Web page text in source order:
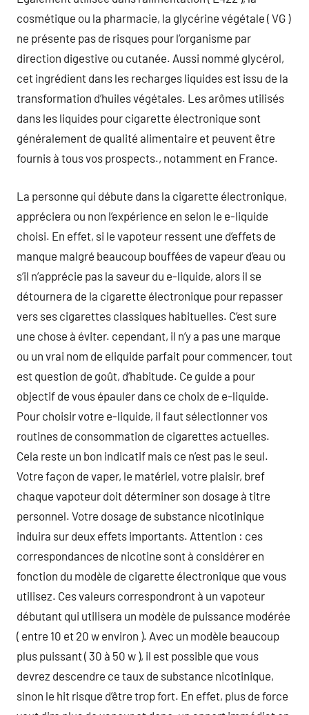
cosmétique ou la pharmacie, la glycérine végétale ( VG )
ne présente pas de risques pour l’organisme par
direction digestive ou cutanée. Aussi nommé glycérol,
cet ingrédient dans les recharges liquides est issu de la
transformation d’huiles végétales. Les arômes utilisés
dans les liquides pour cigarette électronique sont
généralement de qualité alimentaire et peuvent être
fournis à tous vos prospects., notamment en France.
La personne qui débute dans la cigarette électronique,
appréciera ou non l’expérience en selon le e-liquide
choisi. En effet, si le vapoteur ressent une d’effets de
manque malgré beaucoup bouffées de vapeur d’eau ou
s’il n’apprécie pas la saveur du e-liquide, alors il se
détournera de la cigarette électronique pour repasser
vers ses cigarettes classiques habituelles. C’est sure
une chose à éviter. cependant, il n’y a pas une marque
ou un vrai nom de eliquide parfait pour commencer, tout
est question de goût, d’habitude. Ce guide a pour
objectif de vous épauler dans ce choix de e-liquide.
Pour choisir votre e-liquide, il faut sélectionner vos
routines de consommation de cigarettes actuelles.
Cela reste un bon indicatif mais ce n’est pas le seul.
Votre façon de vaper, le matériel, votre plaisir, bref
chaque vapoteur doit déterminer son dosage à titre
personnel. Votre dosage de substance nicotinique
induira sur deux effets importants. Attention : ces
correspondances de nicotine sont à considérer en
fonction du modèle de cigarette électronique que vous
utilisez. Ces valeurs correspondront à un vapoteur
débutant qui utilisera un modèle de puissance modérée
( entre 10 et 20 w environ ). Avec un modèle beaucoup
plus puissant ( 30 à 50 w ), il est possible que vous
devrez descendre ce taux de substance nicotinique,
sinon le hit risque d’être trop fort. En effet, plus de force